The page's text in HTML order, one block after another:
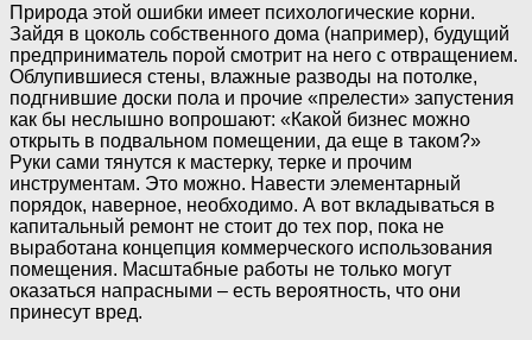
Природа этой ошибки имеет психологические корни.
Зайдя в цоколь собственного дома (например), будущий
предприниматель порой смотрит на него с отвращением.
Облупившиеся стены, влажные разводы на потолке,
подгнившие доски пола и прочие «прелести» запустения
как бы неслышно вопрошают: «Какой бизнес можно
открыть в подвальном помещении, да еще в таком?»
Руки сами тянутся к мастерку, терке и прочим
инструментам. Это можно. Навести элементарный
порядок, наверное, необходимо. А вот вкладываться в
капитальный ремонт не стоит до тех пор, пока не
выработана концепция коммерческого использования
помещения. Масштабные работы не только могут
оказаться напрасными – есть вероятность, что они
принесут вред.